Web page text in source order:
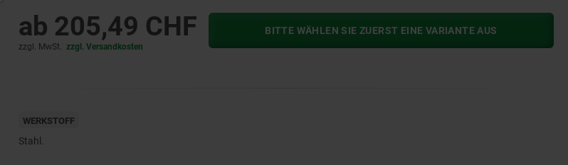
ab 205,49 CHF
zzgl. MwSt. zzgl. Versandkosten
BITTE WÄHLEN SIE ZUERST EINE VARIANTE AUS
WERKSTOFF
Stahl.